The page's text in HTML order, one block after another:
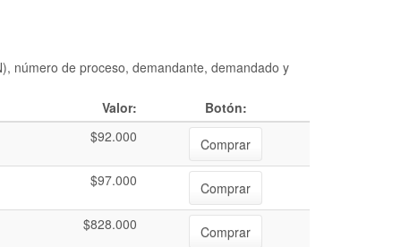
número de proceso, demandante, demandado y
Valor:
Botón:
$92.000
Comprar
$97.000
Comprar
$828.000
Comprar